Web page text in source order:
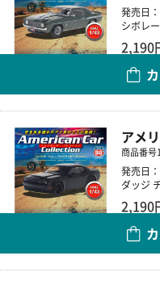
発売日
シボレ
2,190
アメ
商品番号
発売日
ダッジ
2,190